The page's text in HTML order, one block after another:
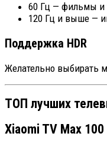
60 Гц — фильмы и
120 Гц и выше —
Поддержка HDR
Желательно выбирать
ТОП лучших
Xiaomi TV Max